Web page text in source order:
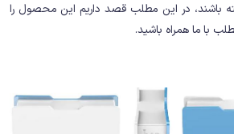
باشند، در این مطلب قصد داریم این محصول را
با ما همراه باشید.